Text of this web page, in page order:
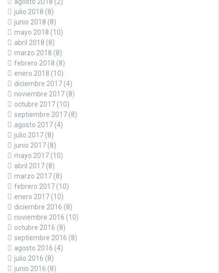
julio 2018 (8)
junio 2018 (8)
mayo 2018 (10)
abril 2018 (8)
marzo 2018 (8)
febrero 2018 (8)
enero 2018 (10)
diciembre 2017 (4)
noviembre 2017 (8)
octubre 2017 (10)
septiembre 2017 (8)
agosto 2017 (4)
julio 2017 (8)
junio 2017 (8)
mayo 2017 (10)
abril 2017 (8)
marzo 2017 (8)
febrero 2017 (10)
enero 2017 (10)
diciembre 2016 (8)
noviembre 2016 (10)
octubre 2016 (8)
septiembre 2016 (8)
agosto 2016 (4)
julio 2016 (8)
junio 2016 (8)